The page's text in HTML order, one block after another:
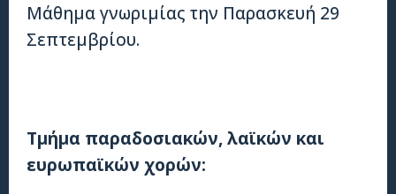
Μάθημα γνωριμίας την Παρασκευή 29
Σεπτεμβρίου.
Τμήμα παραδοσιακών, λαϊκών και
ευρωπαϊκών χορών: